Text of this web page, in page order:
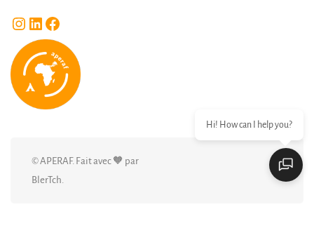
Instagram LinkedIn Facebook
© APERAF. Fait avec 🧡 par
BlerTch.
Hi! How can I help you?